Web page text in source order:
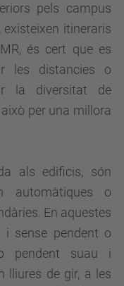
pels campus
itineraris
és cert que es
les distancies o
la diversitat de
per una millora
als edificis, són
automàtiques o
En aquestes
i sense pendent o
pendent suau i
lliures de gir, a les